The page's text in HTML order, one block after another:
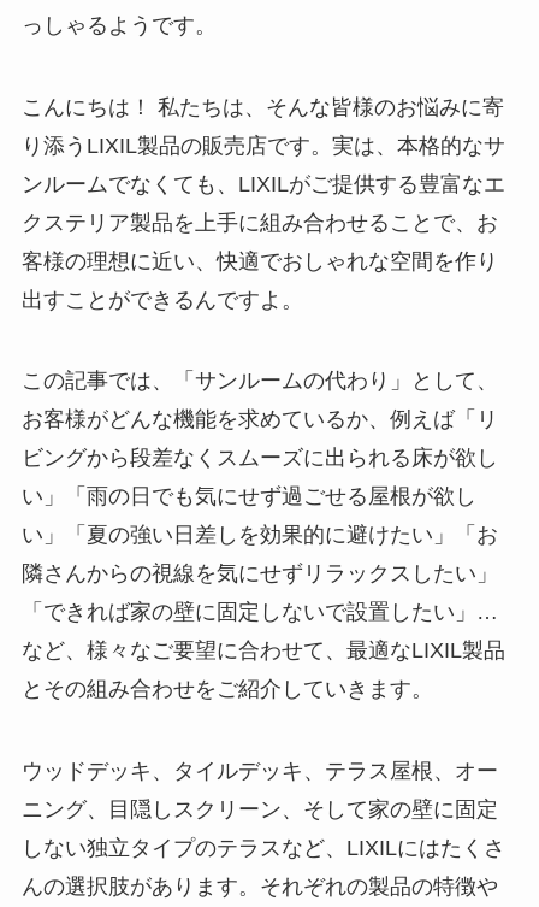
っしゃるようです。
こんにちは！ 私たちは、そんな皆様のお悩みに寄
り添うLIXIL製品の販売店です。実は、本格的なサ
ンルームでなくても、LIXILがご提供する豊富なエ
クステリア製品を上手に組み合わせることで、お
客様の理想に近い、快適でおしゃれな空間を作り
出すことができるんですよ。
この記事では、「サンルームの代わり」として、
お客様がどんな機能を求めているか、例えば「リ
ビングから段差なくスムーズに出られる床が欲し
い」「雨の日でも気にせず過ごせる屋根が欲し
い」「夏の強い日差しを効果的に避けたい」「お
隣さんからの視線を気にせずリラックスしたい」
「できれば家の壁に固定しないで設置したい」…
など、様々なご要望に合わせて、最適なLIXIL製品
とその組み合わせをご紹介していきます。
ウッドデッキ、タイルデッキ、テラス屋根、オー
ニング、目隠しスクリーン、そして家の壁に固定
しない独立タイプのテラスなど、LIXILにはたくさ
んの選択肢があります。それぞれの製品の特徴や